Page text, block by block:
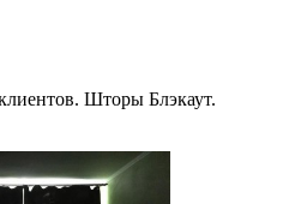
Шторы Блэкаут.